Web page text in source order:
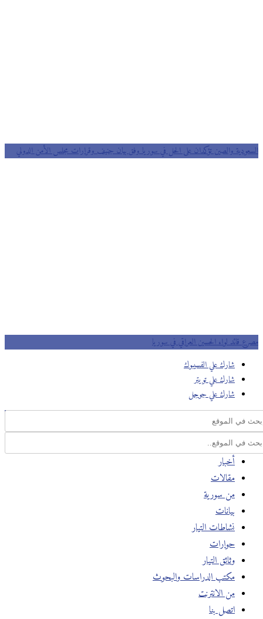
السعودية والصين تؤكدان على الحل في سوريا وفق بيان جنيف وقرارات مجلس الأمن الدولي
مصرع قائد لواء الحسين العراقي في سوريا
شارك علي الفسيبوك
شارك علي تويتر
شارك علي جوجل
أخبار
مقالات
من سورية
بيانات
نشاطات التيار
حوارات
وثائق التيار
مكتب الدراسات والبحوث
من الانترنت
اتصل بنا